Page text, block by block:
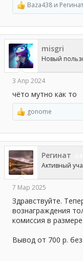
Р
е
а
к
ц
и
и
:
Baza438 и Регинат
misgri
Новый
3 Апр 2024
чёто мутно как то
Р
е
а
к
ц
и
и
:
gonome
Регинат
Активный
7 Мар 2025
Здравствуйте.
вознаграждения
комиссия в
Вывод от 700 р.